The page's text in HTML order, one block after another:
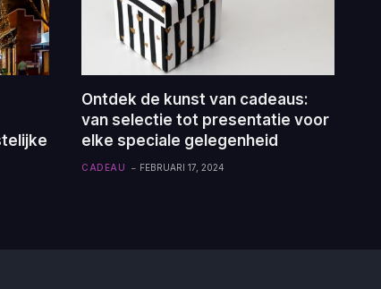
Ontdek de kunst van cadeaus:
van selectie tot presentatie voor
elke speciale gelegenheid
CADEAU FEBRUARI 17, 2024